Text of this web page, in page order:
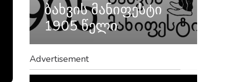
ბახვის მანიფესტი
1905 წელი
Advertisement